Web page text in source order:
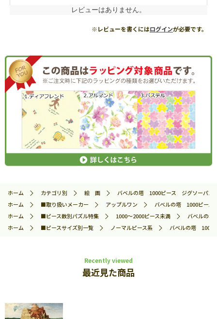
レビューはありません。
※レビューを書くにはログインが必要です。
ホーム カテゴリ別 絵 画
バベルの塔 1000ピース ジグソーパズ
ホーム
■取り扱いメーカー アップルワン
バベルの塔 1000ピー
ホーム
■ピース数別パズル特集 1000～2000ピース未満
バベルの
ホーム
■ピースサイズ別一覧 ノーマルピース系 バベルの塔 1000
Recently viewed
最近見た商品